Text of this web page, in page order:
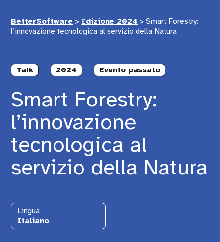
BetterSoftware > Edizione 2024 >Smart Forestry:
l’innovazione tecnologica al servizio della Natura
Talk 2024 Evento passato
Smart Forestry:
l’innovazione
tecnologica al
servizio della Natura
Lingua
Italiano